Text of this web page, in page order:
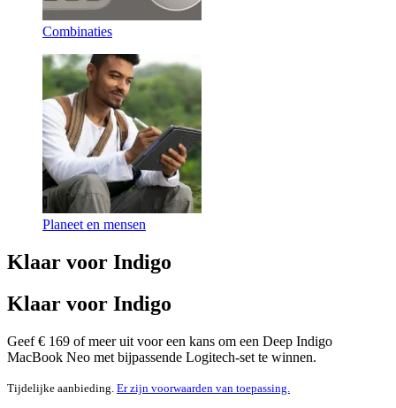
Combinaties
Planeet en mensen
Klaar voor Indigo
Klaar voor Indigo
Geef € 169 of meer uit voor een kans om een Deep Indigo
MacBook Neo met bijpassende Logitech-set te winnen.
Tijdelijke aanbieding. Er zijn voorwaarden van toepassing.